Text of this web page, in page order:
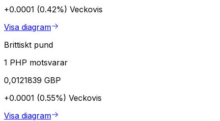
+0.0001 (0.42%) Veckovis
Visa diagram
Brittiskt pund
1 PHP motsvarar
0,0121839 GBP
+0.0001 (0.55%) Veckovis
Visa diagram